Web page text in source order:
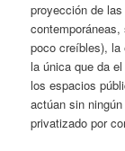
proyección de
poco creíbles), la
la única que da
los espacios
actúan sin
privatizado por